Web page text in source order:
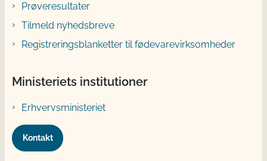
Prøveresultater
Tilmeld nyhedsbreve
Registreringsblanketter til fødevarevirksomheder
Ministeriets institutioner
Erhvervsministeriet
Kontakt